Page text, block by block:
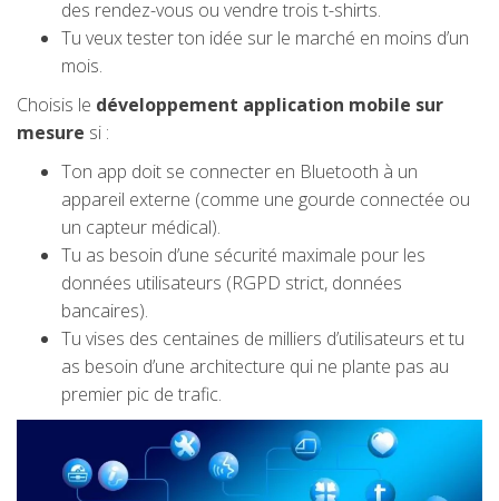
des rendez-vous ou vendre trois t-shirts.
Tu veux tester ton idée sur le marché en moins d’un
mois.
Choisis le développement application mobile sur
mesure si :
Ton app doit se connecter en Bluetooth à un
appareil externe (comme une gourde connectée ou
un capteur médical).
Tu as besoin d’une sécurité maximale pour les
données utilisateurs (RGPD strict, données
bancaires).
Tu vises des centaines de milliers d’utilisateurs et tu
as besoin d’une architecture qui ne plante pas au
premier pic de trafic.